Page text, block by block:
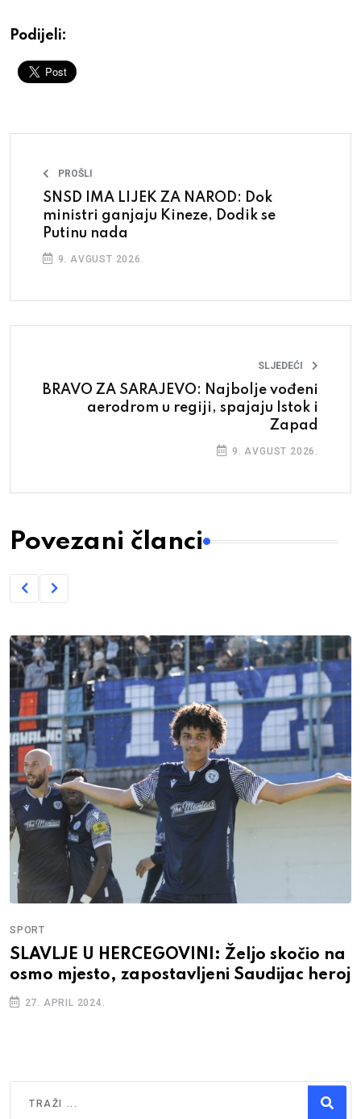
Podijeli:
PROŠLI
SNSD IMA LIJEK ZA NAROD: Dok
ministri ganjaju Kineze, Dodik se
Putinu nada
9. AVGUST 2026.
SLJEDEĆI
BRAVO ZA SARAJEVO: Najbolje vođeni
aerodrom u regiji, spajaju Istok i
Zapad
9. AVGUST 2026.
Povezani članci
SPORT
SLAVLJE U HERCEGOVINI: Željo skočio na
osmo mjesto, zapostavljeni Saudijac heroj
27. APRIL 2024.